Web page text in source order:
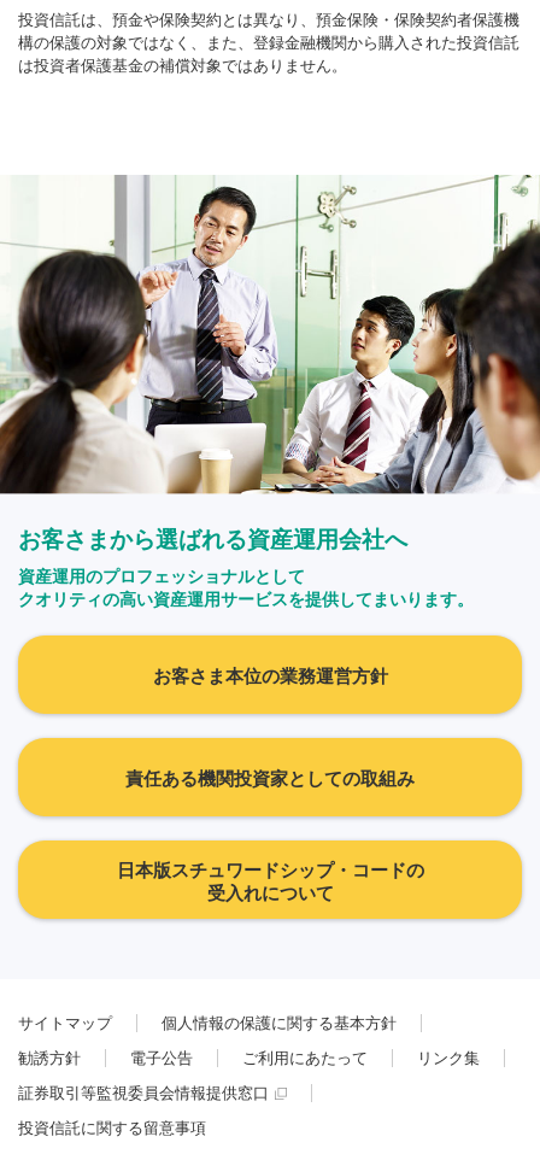
投資信託は、預金や保険契約とは異なり、預金保険・保険契約者保護機
構の保護の対象ではなく、また、登録金融機関から購入された投資信託
は投資者保護基金の補償対象ではありません。
お客さまから選ばれる資産運用会社へ
資産運用のプロフェッショナルとして
クオリティの高い資産運用サービスを提供してまいります。
お客さま本位の業務運営方針
責任ある機関投資家としての取組み
日本版スチュワードシップ・コードの
受入れについて
サイトマップ
個人情報の保護に関する基本方針
勧誘方針
電子公告 ご利用にあたって
リンク集
証券取引等監視委員会情報提供窓口
投資信託に関する留意事項